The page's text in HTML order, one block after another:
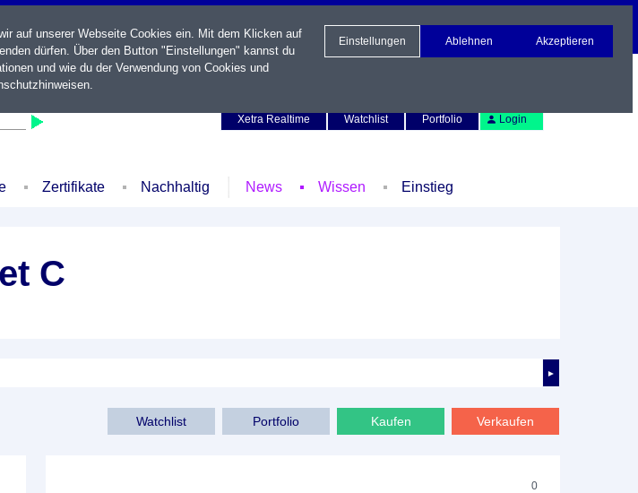
Xetra Realtime
Watchlist Portfolio Login
Zertifikate Nachhaltig News Wissen Einstieg
C
►
Verkaufen
Kaufen
Portfolio
Watchlist
0
auf unserer Webseite Cookies ein. Mit dem Klicken auf
dürfen. Über den Button "Einstellungen" kannst du
und wie du der Verwendung von Cookies und
.
Einstellungen Ablehnen Akzeptieren